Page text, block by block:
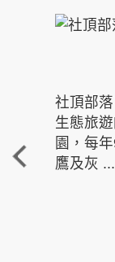
社頂部
生態旅
園，每
鷹及灰 ...